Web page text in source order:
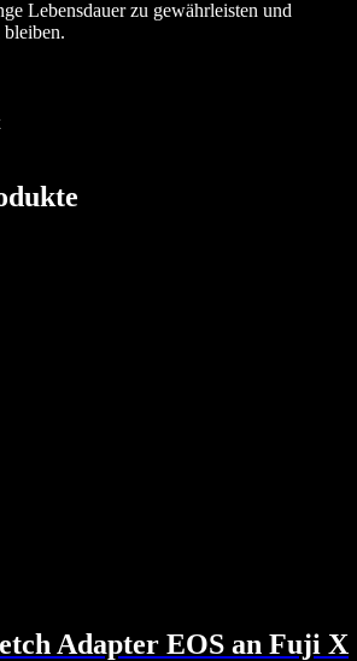
Lebensdauer zu gewährleisten und
Adapter EOS an Fuji X